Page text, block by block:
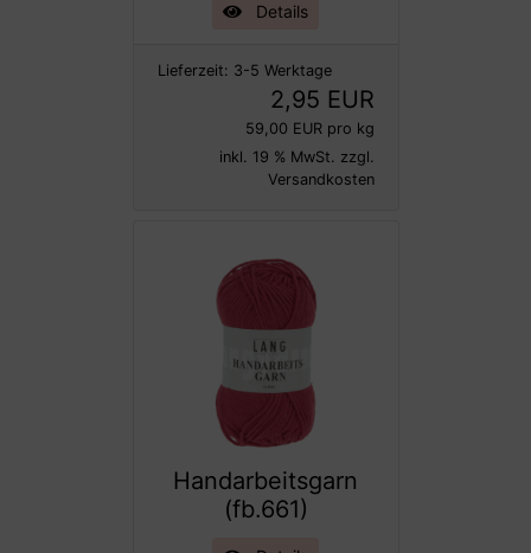
Details
Lieferzeit: 3-5 Werktage
2,95 EUR
59,00 EUR pro kg
inkl. 19 % MwSt. zzgl.
Versandkosten
Handarbeitsgarn
(fb.661)